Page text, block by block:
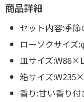
商品詳細
セット内容:季
ローソクサイ
皿サイズ
箱サイズ
香り:甘い香り付